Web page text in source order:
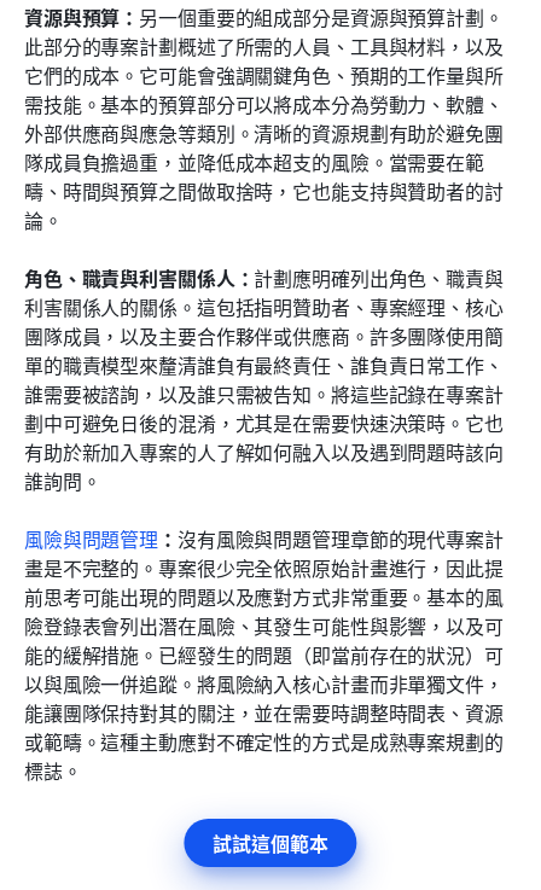
資源與預算： 另一個重要的組成部分是資源與預算計劃。
此部分的專案計劃概述了所需的人員、工具與材料，以及
它們的成本。它可能會強調關鍵角色、預期的工作量與所
需技能。基本的預算部分可以將成本分為勞動力、軟體、
外部供應商與應急等類別。清晰的資源規劃有助於避免團
隊成員負擔過重，並降低成本超支的風險。當需要在範
疇、時間與預算之間做取捨時，它也能支持與贊助者的討
論。
角色、職責與利害關係人： 計劃應明確列出角色、職責與
利害關係人的關係。這包括指明贊助者、專案經理、核心
團隊成員，以及主要合作夥伴或供應商。許多團隊使用簡
單的職責模型來釐清誰負有最終責任、誰負責日常工作、
誰需要被諮詢，以及誰只需被告知。將這些記錄在專案計
劃中可避免日後的混淆，尤其是在需要快速決策時。它也
有助於新加入專案的人了解如何融入以及遇到問題時該向
誰詢問。
風險與問題管理 ： 沒有風險與問題管理章節的現代專案計
畫是不完整的。專案很少完全依照原始計畫進行，因此提
前思考可能出現的問題以及應對方式非常重要。基本的風
險登錄表會列出潛在風險、其發生可能性與影響，以及可
能的緩解措施。已經發生的問題（即當前存在的狀況）可
以與風險一併追蹤。將風險納入核心計畫而非單獨文件，
能讓團隊保持對其的關注，並在需要時調整時間表、資源
或範疇。這種主動應對不確定性的方式是成熟專案規劃的
標誌。
試試這個範本